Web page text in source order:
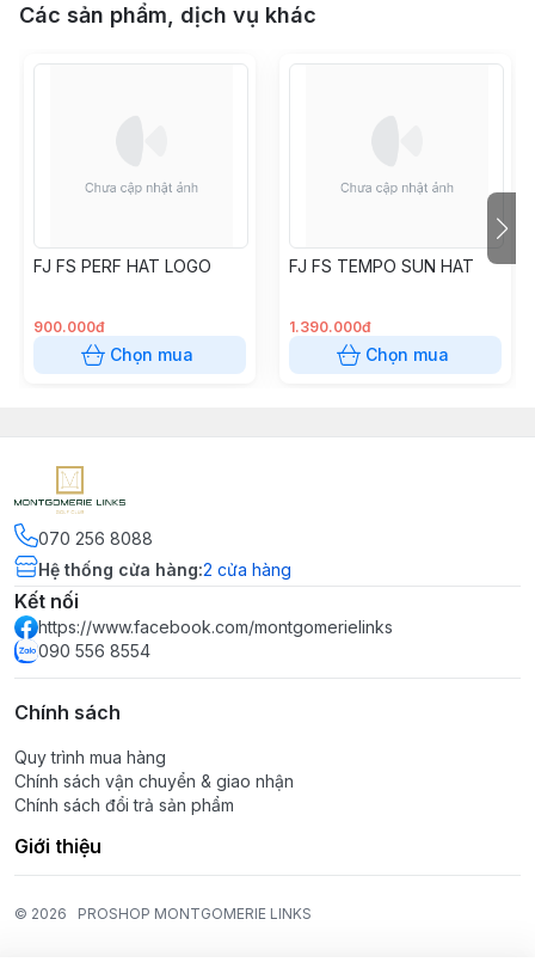
Các sản phẩm, dịch vụ khác
FJ FS PERF HAT LOGO
900.000đ
Chọn mua
FJ FS TEMPO SUN HAT
1.390.000đ
Chọn mua
070 256 8088
Hệ thống cửa hàng:2 cửa hàng
Kết nối
https://www.facebook.com/montgomerielinks
090 556 8554
Chính sách
Quy trình mua hàng
Chính sách vận chuyển & giao nhận
Chính sách đổi trả sản phẩm
Giới thiệu
© 2026 PROSHOP MONTGOMERIE LINKS